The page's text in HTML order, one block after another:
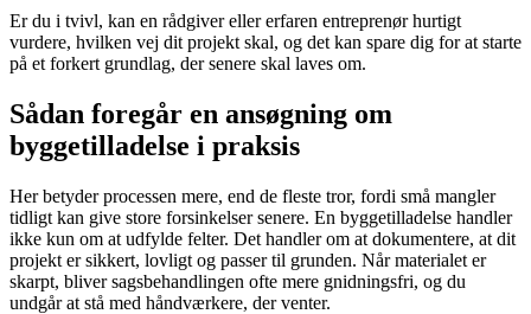
Er du i tvivl, kan en rådgiver eller erfaren entreprenør hurtigt
vurdere, hvilken vej dit projekt skal, og det kan spare dig for at starte
på et forkert grundlag, der senere skal laves om.
Sådan foregår en ansøgning om
byggetilladelse i praksis
Her betyder processen mere, end de fleste tror, fordi små mangler
tidligt kan give store forsinkelser senere. En byggetilladelse handler
ikke kun om at udfylde felter. Det handler om at dokumentere, at dit
projekt er sikkert, lovligt og passer til grunden. Når materialet er
skarpt, bliver sagsbehandlingen ofte mere gnidningsfri, og du
undgår at stå med håndværkere, der venter.